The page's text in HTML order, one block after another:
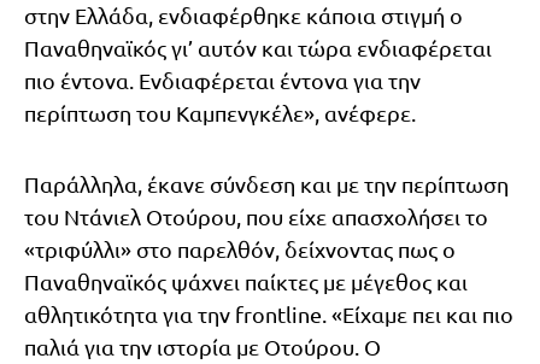
στην Ελλάδα, ενδιαφέρθηκε κάποια στιγμή ο
Παναθηναϊκός γι’ αυτόν και τώρα ενδιαφέρεται
πιο έντονα. Ενδιαφέρεται έντονα για την
περίπτωση του Καμπενγκέλε», ανέφερε.
Παράλληλα, έκανε σύνδεση και με την περίπτωση
του Ντάνιελ Οτούρου, που είχε απασχολήσει το
«τριφύλλι» στο παρελθόν, δείχνοντας πως ο
Παναθηναϊκός ψάχνει παίκτες με μέγεθος και
αθλητικότητα για την frontline. «Είχαμε πει και πιο
παλιά για την ιστορία με Οτούρου. Ο